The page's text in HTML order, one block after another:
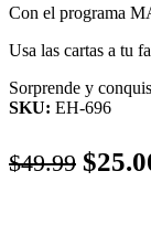
Con el programa
Usa las cartas a tu
Sorprende y
SKU: EH-696
$49.99 El
$